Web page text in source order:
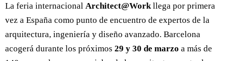
La feria internacional Architect@Work llega por primera
vez a España como punto de encuentro de expertos de la
arquitectura, ingeniería y diseño avanzado. Barcelona
acogerá durante los próximos 29 y 30 de marzo a más de